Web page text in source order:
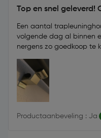
Top en snel geleverd!
Een aantal
volgende dag al binnen
nergens zo goedkoop te
die na 27 jaar aan
bij de plaatselijke mega
niet passende, mega
Productaanbeveling : Ja